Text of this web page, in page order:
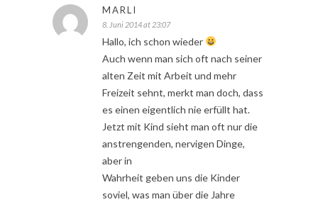
MARLI
8. Juni 2014 at 23:07
Hallo, ich schon wieder
Auch wenn man sich oft nach seiner
alten Zeit mit Arbeit und mehr
Freizeit sehnt, merkt man doch, dass
es einen eigentlich nie erfüllt hat.
Jetzt mit Kind sieht man oft nur die
anstrengenden, nervigen Dinge,
aber in
Wahrheit geben uns die Kinder
soviel, was man über die Jahre